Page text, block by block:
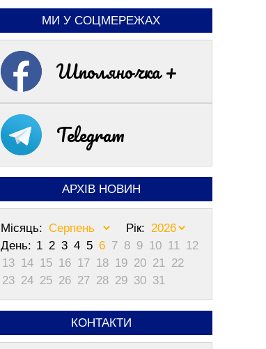
МИ У СОЦМЕРЕЖАХ
Шполяночка +
Telegram
АРХІВ НОВИН
Місяць:
Рік:
День: 1 2 3 4 5 6 7 8 9 10 11 12
13 14 15 16 17 18 19 20 21 22
23 24 25 26 27 28 29 30 31
КОНТАКТИ